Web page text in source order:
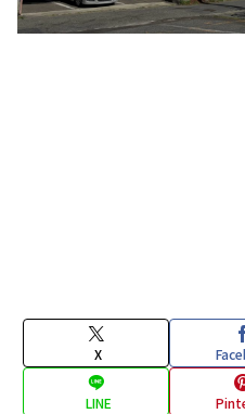
X
LINE